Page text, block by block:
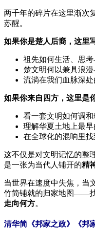
两千年的碎片在这里渐次
苏醒。
如果你是楚人后裔，这里
祖先如何生活、思考
楚文明何以兼具浪
流淌在我们血脉深
如果你来自四方，这里是
看一套文明如何调
理解华夏土地上最
在全球化的混响里
这不仅是对文明记忆的整
是一张为当代人铺开的精
当世界在速度中失焦，当
竹简铺就的归家地图——
走向何方。
清华简《邦家之政》《邦